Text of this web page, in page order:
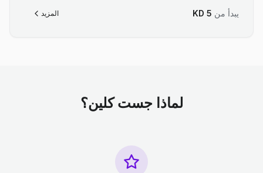
يبدأ من KD 5 المزيد
لماذا جست كلين؟